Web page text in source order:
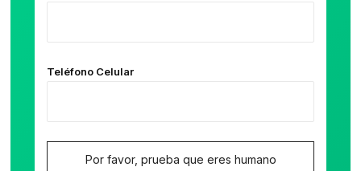
Teléfono Celular
Por favor, prueba que eres humano